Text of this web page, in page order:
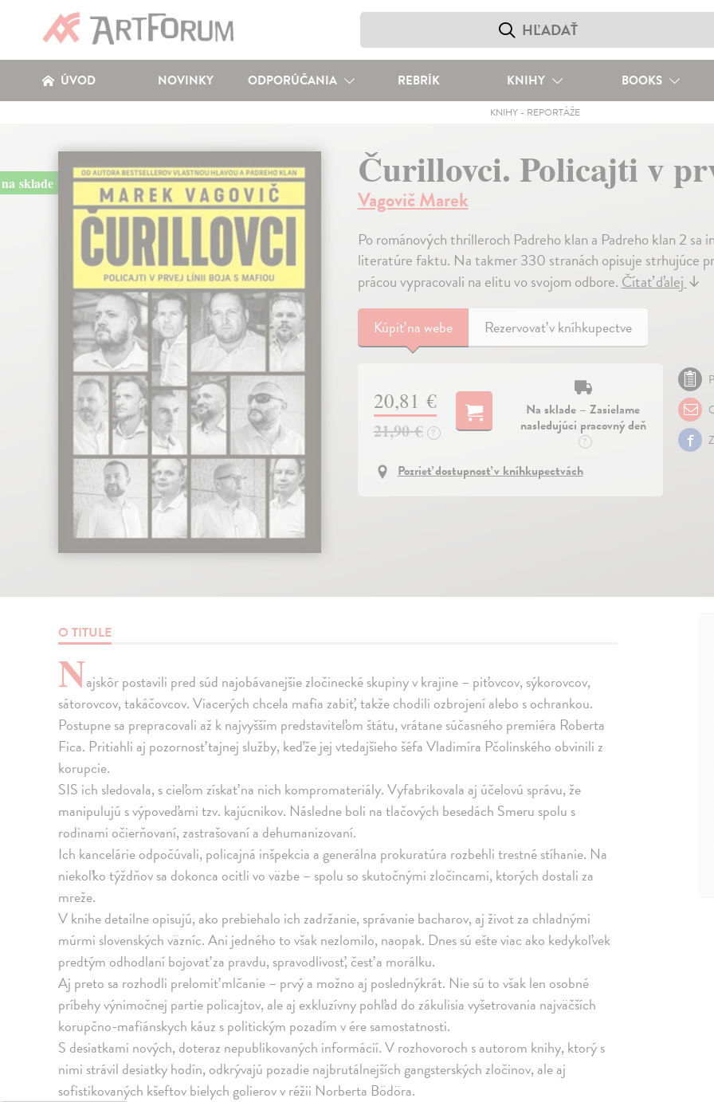
ÚVOD NOVINKY ODPORÚČANIA REBRÍK KNIHY BOOKS
KNIHY - REPORTÁŽE
na sklade Čurillovci. Policajti v
Vagovič Marek
Po románových thrilleroch Padreho klan a Padreho klan 2
literatúre faktu. Na takmer 330 stranách opisuje strhujúce
prácou vypracovali na elitu vo svojom odbore.Čítať ďalej↓
Kúpiťna webe Rezervovať v kníhkupectve
20,81 €
21,90 € ?
Na sklade – Zasielame
nasledujúci pracovný deň
?
Pozrieť dostupnosť v kníhkupectvách
O TITULE
Najskôr postavili pred súd najobávanejšie zločinecké skupiny v krajine – piťovcov, sýkorovcov,
sátorovcov, takáčovcov. Viacerých chcela mafia zabiť, takže chodili ozbrojení alebo s ochrankou.
Postupne sa prepracovali až k najvyšším predstaviteľom štátu, vrátane súčasného premiéra Roberta
Fica. Pritiahli aj pozornosť tajnej služby, keďže jej vtedajšieho šéfa Vladimíra Pčolinského obvinili z
korupcie.
SIS ich sledovala, s cieľom získať na nich kompromateriály. Vyfabrikovala aj účelovú správu, že
manipulujú s výpoveďami tzv. kajúcnikov. Následne boli na tlačových besedách Smeru spolu s
rodinami očierňovaní, zastrašovaní a dehumanizovaní.
Ich kancelárie odpočúvali, policajná inšpekcia a generálna prokuratúra rozbehli trestné stíhanie. Na
niekoľko týždňov sa dokonca ocitli vo väzbe – spolu so skutočnými zločincami, ktorých dostali za
mreže.
V knihe detailne opisujú, ako prebiehalo ich zadržanie, správanie bacharov, aj život za chladnými
múrmi slovenských väzníc. Ani jedného to však nezlomilo, naopak. Dnes sú ešte viac ako kedykoľvek
predtým odhodlaní bojovať za pravdu, spravodlivosť, česť a morálku.
Aj preto sa rozhodli prelomiť mlčanie – prvý a možno aj poslednýkrát. Nie sú to však len osobné
príbehy výnimočnej partie policajtov, ale aj exkluzívny pohľad do zákulisia vyšetrovania najväčších
korupčno-mafiánskych káuz s politickým pozadím v ére samostatnosti.
S desiatkami nových, doteraz nepublikovaných informácií. V rozhovoroch s autorom knihy, ktorý s
nimi strávil desiatky hodín, odkrývajú pozadie najbrutálnejších gangsterských zločinov, ale aj
sofistikovaných kšeftov bielych golierov v réžii Norberta Bödöra.